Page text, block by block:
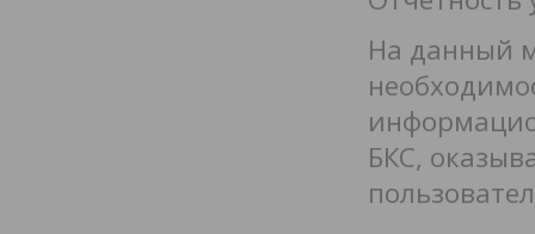
На данный
БКС,